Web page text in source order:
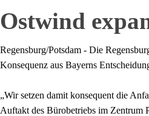
Ostwind
Regensburg/Potsdam - Die
Konsequenz aus Bayerns
„Wir setzen damit konsequent die
Auftakt des Bürobetriebs im Zentrum